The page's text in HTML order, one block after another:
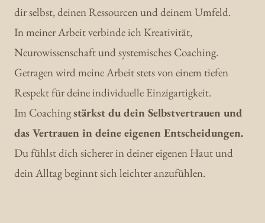
dir selbst, deinen Ressourcen und deinem Umfeld.
In meiner Arbeit verbinde ich Kreativität,
Neurowissenschaft und systemisches Coaching.
Getragen wird meine Arbeit stets von einem tiefen
Respekt für deine individuelle Einzigartigkeit.
Im Coaching stärkst du dein Selbstvertrauen und
Du fühlst dich sicherer in deiner eigenen Haut und
dein Alltag beginnt sich leichter anzufühlen.